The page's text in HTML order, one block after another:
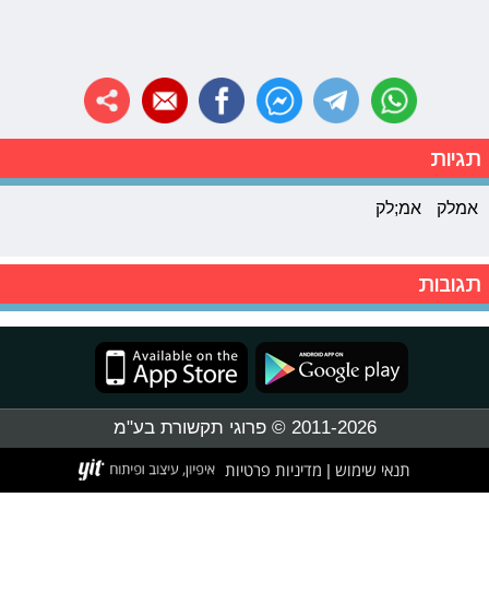
תגיות
אמלק אמ;לק
תגובות
2011-2026 © פרוגי תקשורת בע"מ
תנאי שימוש מדיניות פרטיות